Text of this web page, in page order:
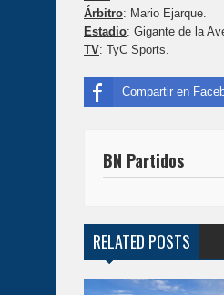
Árbitro: Mario Ejarque.
Estadio: Gigante de la
TV: TyC Sports.
Compartir en
BN Partidos
RELATED POSTS